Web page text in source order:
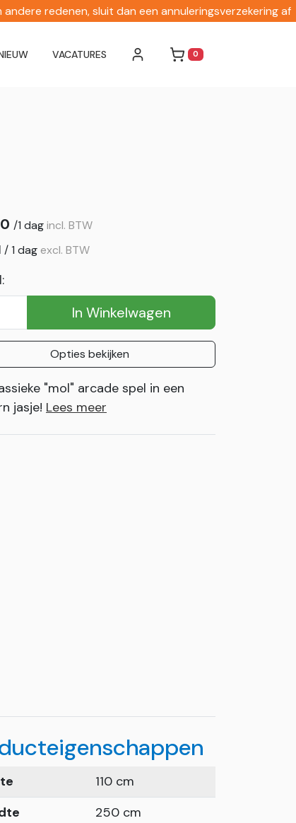
redenen, sluit dan een annuleringsverzekering af
VACATURES WINKELWAGEN
0
/1 dagincl. BTW
/1 dag excl. BTW
In Winkelwagen
Opties bekijken
"mol" arcade spel in een
jasje! Lees meer
110 cm
250 cm